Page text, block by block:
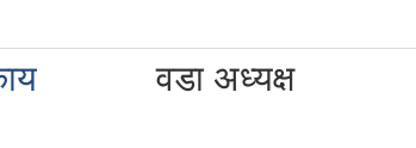
वडा अध्यक्ष